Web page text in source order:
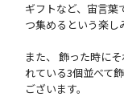
ギフトなど、宙言
つ集めるという楽し
また、 飾った時に
れている3個並べて
ございます。